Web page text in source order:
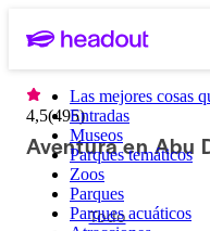
Las mejores cosas
Entradas
Museos
Parques temáticos
Zoos
Parques
Parques acuáticos
4,5(495)
Aventura en Abu
Todo